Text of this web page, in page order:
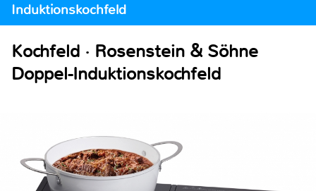
Induktionskochfeld
Kochfeld · Rosenstein & Söhne
Doppel-Induktionskochfeld